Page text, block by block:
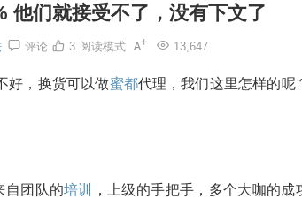
他们就接受不了，没有下文了
评论 13,647
3 阅读模式
好，换货可以做蜜都代理，我们这里怎样的呢
自团队的培训
，上级的手把手，多个大咖的成